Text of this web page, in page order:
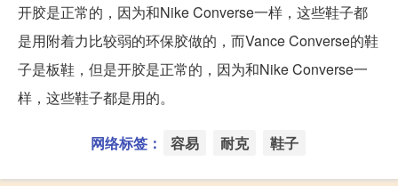
开胶是正常的，因为和Nike Converse一样，这些鞋子都
是用附着力比较弱的环保胶做的，而Vance Converse的鞋
子是板鞋，但是开胶是正常的，因为和Nike Converse一
样，这些鞋子都是用的。
网络标签： 容易 耐克 鞋子